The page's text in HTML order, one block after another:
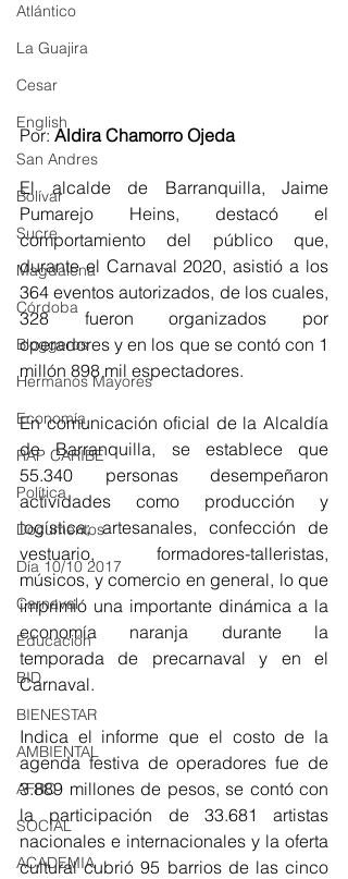
Atlántico
La Guajira
Cesar
English
San Andres
Bolívar
Sucre
Magdalena
Córdoba
Bloggeros
Hermanos Mayores
Economía
RAP CARIBE
Política
Documentos
Día 10/10 2017
Carnaval
Educación
BID
BIENESTAR
AMBIENTAL
AFRO
SOCIAL
ACADEMIA
Por: Aldira Chamorro Ojeda
El alcalde de Barranquilla, Jaime
Pumarejo Heins, destacó el
comportamiento del público que,
durante el Carnaval 2020, asistió a los
364 eventos autorizados, de los cuales,
328 fueron organizados por
operadores y en los que se contó con 1
millón 898 mil espectadores.
En comunicación oficial de la Alcaldía
de Barranquilla, se establece que
55.340 personas desempeñaron
actividades como producción y
logística; artesanales, confección de
vestuario, formadores-talleristas,
músicos, y comercio en general, lo que
imprimió una importante dinámica a la
economía naranja durante la
temporada de precarnaval y en el
Carnaval.
Indica el informe que el costo de la
agenda festiva de operadores fue de
3.889 millones de pesos, se contó con
la participación de 33.681 artistas
nacionales e internacionales y la oferta
cultural cubrió 95 barrios de las cinco